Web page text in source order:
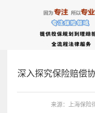
深入探究保险赔偿
来源：上海保险